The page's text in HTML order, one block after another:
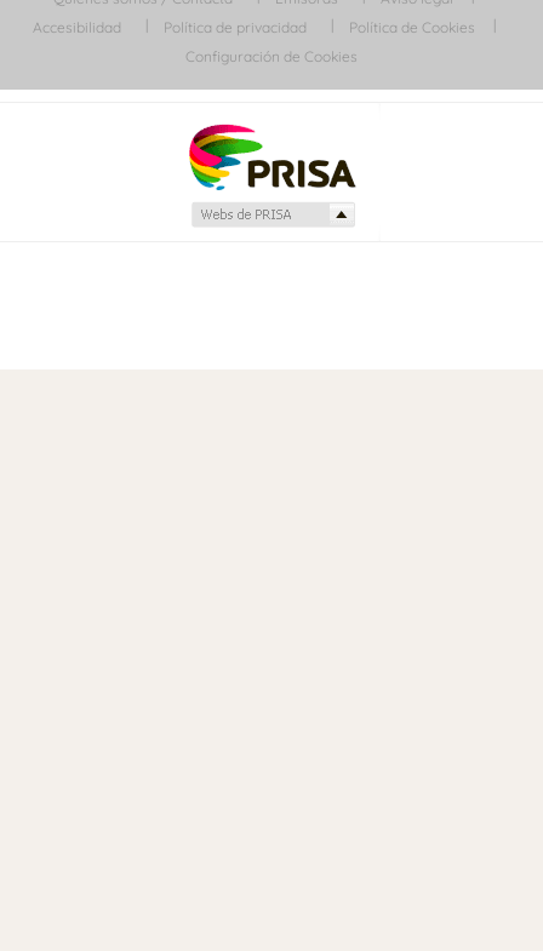
Accesibilidad
Política de privacidad
Política de Cookies
Configuración de Cookies